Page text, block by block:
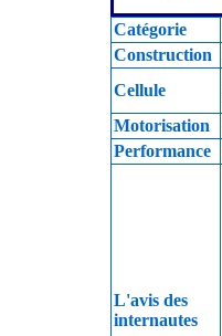
Catégorie
Construction
Cellule
Motorisation
Performance
L'avis des
internautes